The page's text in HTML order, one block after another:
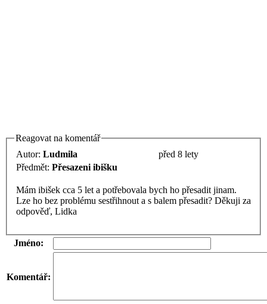
Reagovat na komentář
Autor: Ludmila
před 8 lety
Předmět: Přesazeni ibišku
Mám ibišek cca 5 let a potřebovala bych ho přesadit jinam.
Lze ho bez problému sestřihnout a s balem přesadit? Děkuji za
odpověď, Lidka
Jméno:
Komentář: